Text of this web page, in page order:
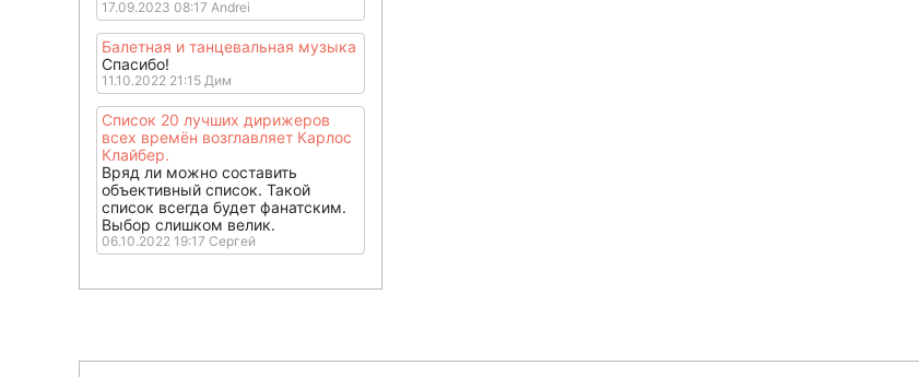
17.09.2023 08:17 Andrei
Балетная и танцевальная музыка
Спасибо!
11.10.2022 21:15 Дим
Список 20 лучших дирижеров
всех времён возглавляет Карлос
Клайбер.
Вряд ли можно составить
объективный список. Такой
список всегда будет фанатским.
Выбор слишком велик.
06.10.2022 19:17 Сергей